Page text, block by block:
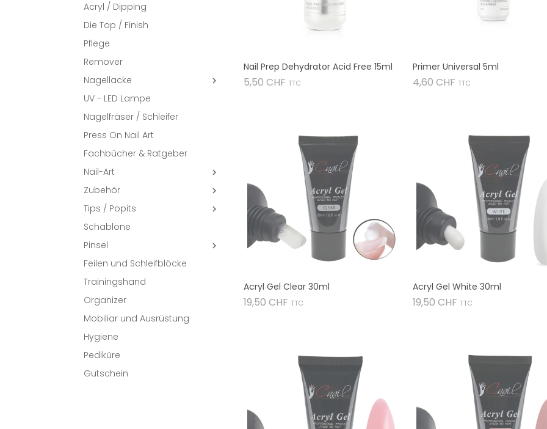
Acryl / Dipping
Die Top / Finish
Pflege
Remover
Nagellacke

UV - LED Lampe
Nagelfräser / Schleifer
Press On Nail Art
Fachbücher & Ratgeber
Nail-Art

Zubehör 
Tips / Popits 
Schablone
Pinsel

Feilen und Schleifblöcke
Trainingshand
Organizer
Mobiliar und Ausrüstung
Hygiene
Pediküre
Gutschein
Nail Prep Dehydrator Acid Free 15ml
5,50 CHF Preis
TTC
Primer Universal 5ml
4,60 CHF Preis
TTC
Acryl Gel Clear 30ml
19,50 CHF Preis
TTC
Acryl Gel White 30ml
19,50 CHF Preis
TTC